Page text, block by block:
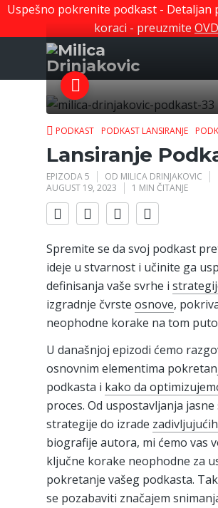
Uspešno pokrenite podkast - Detaljan
koraci - preuzmite
PODKAST PODKAST LANSIRANJE
Lansiranje
EPIZODA 5 OD MILICA DRINJAKOVIC
AUGUST 19, 2023
1 MIN ČITANJE
Spremite se da svoj podkast
ideje u stvarnost i učinite ga
definisanja vaše svrhe i
izgradnje čvrste osnove,
neophodne korake na tom
U današnjoj epizodi ćemo
osnovnim elementima
podkasta i kako da
proces. Od uspostavljanja jasne
strategije do izrade
biografije autora, mi ćemo vas
ključne korake neophodne za
pokretanje vašeg podkasta.
se pozabaviti značajem